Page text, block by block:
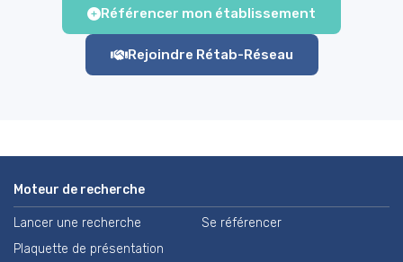
Référencer mon établissement
Rejoindre Rétab-Réseau
Moteur de recherche
Lancer une recherche
Se référencer
Plaquette de présentation